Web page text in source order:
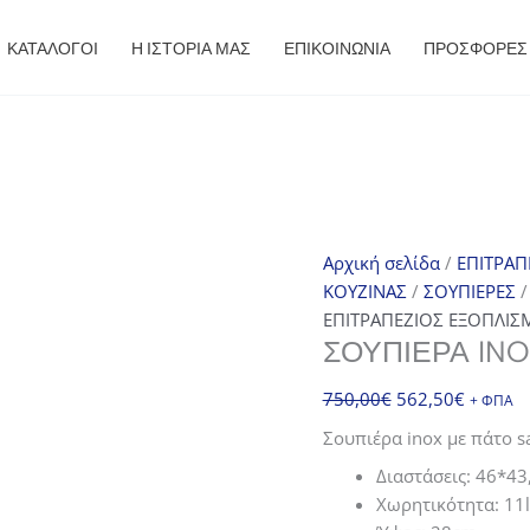
ΚΑΤΑΛΟΓΟΙ Η ΙΣΤΟΡΙΑ ΜΑΣ ΕΠΙΚΟΙΝΩΝΙΑ ΠΡΟΣΦΟΡΈΣ
Αρχική σελίδα/
ΚΟΥΖΙΝΑΣ/ ΣΟΥΠΙΕΡΕΣ/
ΕΠΙΤΡΑΠΕΖΙΟΣ
ΣΟΥΠΙΈΡΑ
750,00€ Original
750,00€.
562,50€Η
είναι:
+ ΦΠΑ
Σουπιέρα inox με πάτο
Διαστάσεις:
Χωρητικότητα: